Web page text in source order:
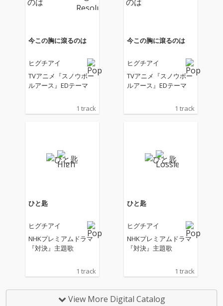
今この胸に滾るのは
ヒグチアイ
TVアニメ『スノウボー
ルアース』EDテーマ
1 track
今この胸に滾るのは
ヒグチアイ
TVアニメ『スノウボー
ルアース』EDテーマ
1 track
ひと匙
ヒグチアイ
NHKプレミアムドラマ
『対決』主題歌
1 track
ひと匙
ヒグチアイ
NHKプレミアムドラマ
『対決』主題歌
1 track
View More Digital Catalog